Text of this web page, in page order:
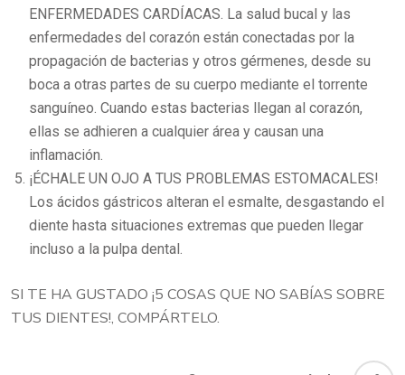
ENFERMEDADES CARDÍACAS. La salud bucal y las
enfermedades del corazón están conectadas por la
propagación de bacterias y otros gérmenes, desde su
boca a otras partes de su cuerpo mediante el torrente
sanguíneo. Cuando estas bacterias llegan al corazón,
ellas se adhieren a cualquier área y causan una
inflamación.
¡ÉCHALE UN OJO A TUS PROBLEMAS ESTOMACALES!
Los ácidos gástricos alteran el esmalte, desgastando el
diente hasta situaciones extremas que pueden llegar
incluso a la pulpa dental.
SI TE HA GUSTADO ¡5 COSAS QUE NO SABÍAS SOBRE
TUS DIENTES!, COMPÁRTELO.